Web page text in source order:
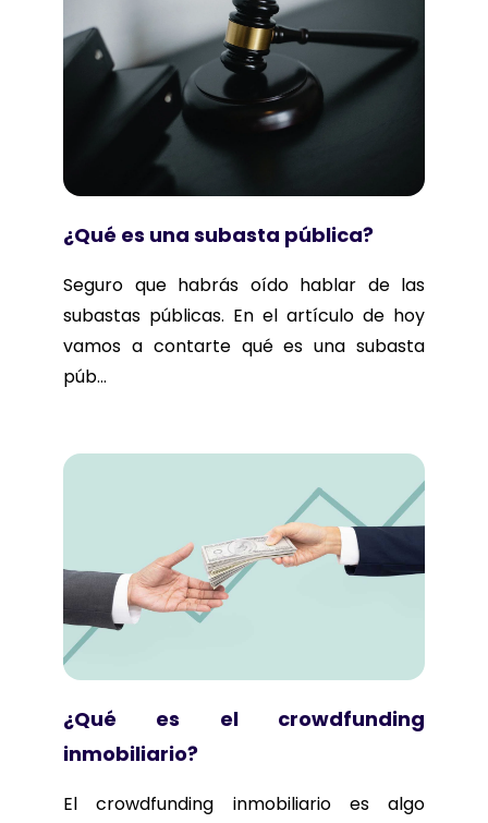
¿Qué es una subasta pública?
Seguro que habrás oído hablar de las
subastas públicas. En el artículo de hoy
vamos a contarte qué es una subasta
púb...
¿Qué es el crowdfunding
inmobiliario?
El crowdfunding inmobiliario es algo